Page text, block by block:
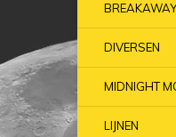
BREAKAWAY
DIVERSEN
MIDNIGHT
LIJNEN